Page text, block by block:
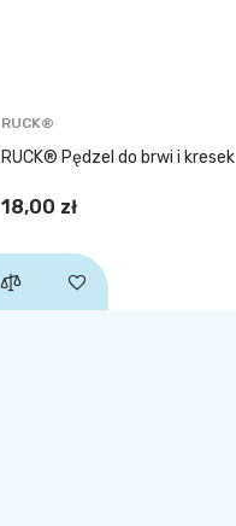
RUCK®
RUCK® Pędzel do brwi i kresek
18,00 zł